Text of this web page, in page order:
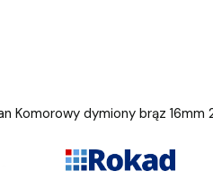
Komorowy dymiony brąz